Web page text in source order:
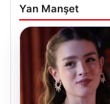
Yan Manşet